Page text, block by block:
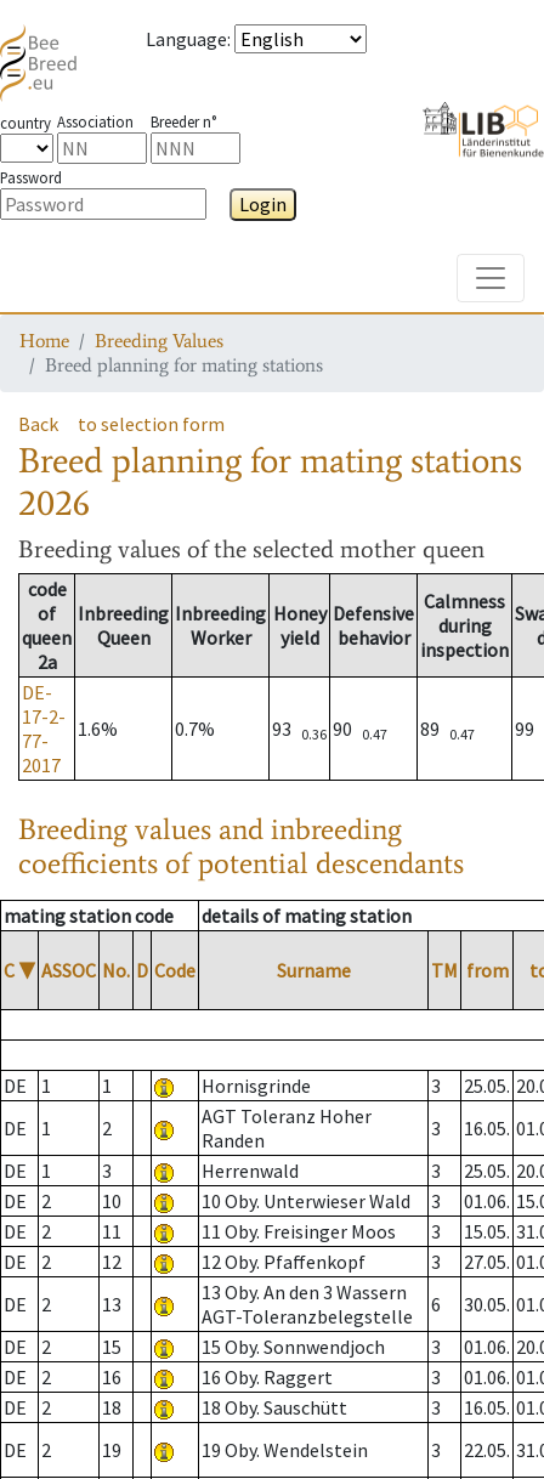
Language:
country Association Breeder n°
Password
Login
Home
Breeding Values
Breed planning for mating stations
Back to selection form
Breed planning for mating stations
2026
Breeding values of the selected mother queen
code
of
queen
2a
Inbreeding
Queen
Inbreeding
Worker
Honey
yield
Defensive
behavior
Calmness
during
inspection
DE-
17-2-
77-
2017
1.6% 0.7% 93 0.36 90 0.47 89 0.47 99
Breeding values and inbreeding
coefficients of potential descendants
mating station code details of mating station
C ▼ ASSOC No. D Code Surname TM from
DE 1 1 Hornisgrinde 3 25.05.
DE
1 2
AGT Toleranz Hoher
Randen
3 16.05.
DE
1 3 Herrenwald 3 25.05.
DE
2 10 10 Oby. Unterwieser Wald 3 01.06.
DE
2 11 11 Oby. Freisinger Moos 3 15.05.
DE
2 12 12 Oby. Pfaffenkopf 3 27.05.
DE
2 13
13 Oby. An den 3 Wassern
AGT-Toleranzbelegstelle
6 30.05.
DE
2 15 15 Oby. Sonnwendjoch 3 01.06.
DE
2 16 16 Oby. Raggert 3 01.06.
DE
2 18 18 Oby. Sauschütt 3 16.05.
DE
2 19 19 Oby. Wendelstein 3 22.05.